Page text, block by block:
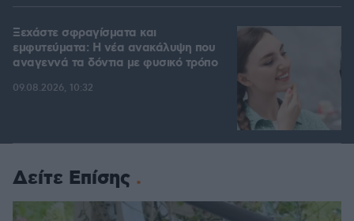
Ξεχάστε σφραγίσματα και
εμφυτεύματα: Η νέα ανακάλυψη που
αναγεννά τα δόντια με φυσικό τρόπο
09.08.2026, 10:32
Δείτε Επίσης